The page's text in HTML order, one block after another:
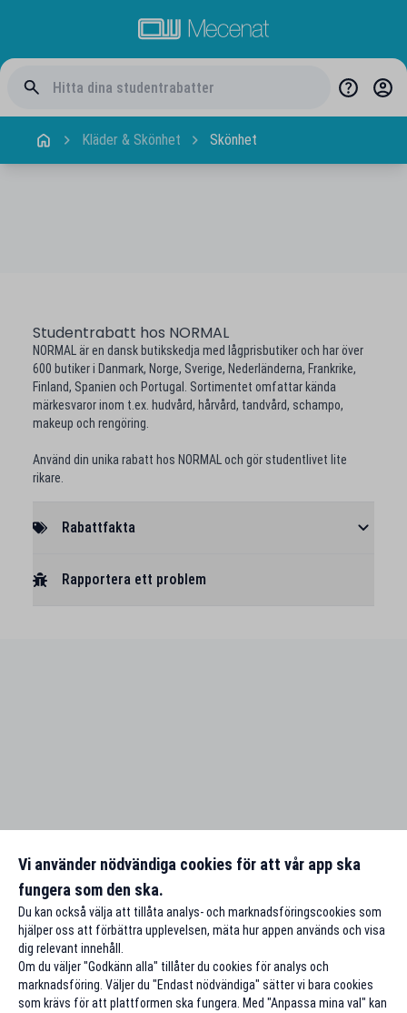
Kläder & Skönhet Skönhet
Studentrabatt hos NORMAL
NORMAL är en dansk butikskedja med lågprisbutiker och har över
600 butiker i Danmark, Norge, Sverige, Nederländerna, Frankrike,
Finland, Spanien och Portugal. Sortimentet omfattar kända
märkesvaror inom t.ex. hudvård, hårvård, tandvård, schampo,
makeup och rengöring.
Använd din unika rabatt hos NORMAL och gör studentlivet lite
rikare.
Rabattfakta
Rapportera ett problem
Vi använder nödvändiga cookies för att vår app ska
fungera som den ska.
Du kan också välja att tillåta analys- och marknadsföringscookies som
hjälper oss att förbättra upplevelsen, mäta hur appen används och visa
dig relevant innehåll.
Om du väljer "Godkänn alla" tillåter du cookies för analys och
marknadsföring. Väljer du "Endast nödvändiga" sätter vi bara cookies
som krävs för att plattformen ska fungera. Med "Anpassa mina val" kan